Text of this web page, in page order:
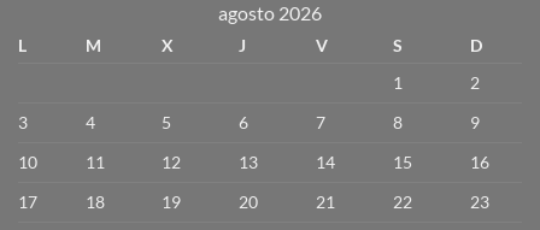
agosto 2026
L M X J V S
D
1
2
3
4 5 6 7 8
9
10
11 12 13 14 15
16
17
18 19 20 21 22
23